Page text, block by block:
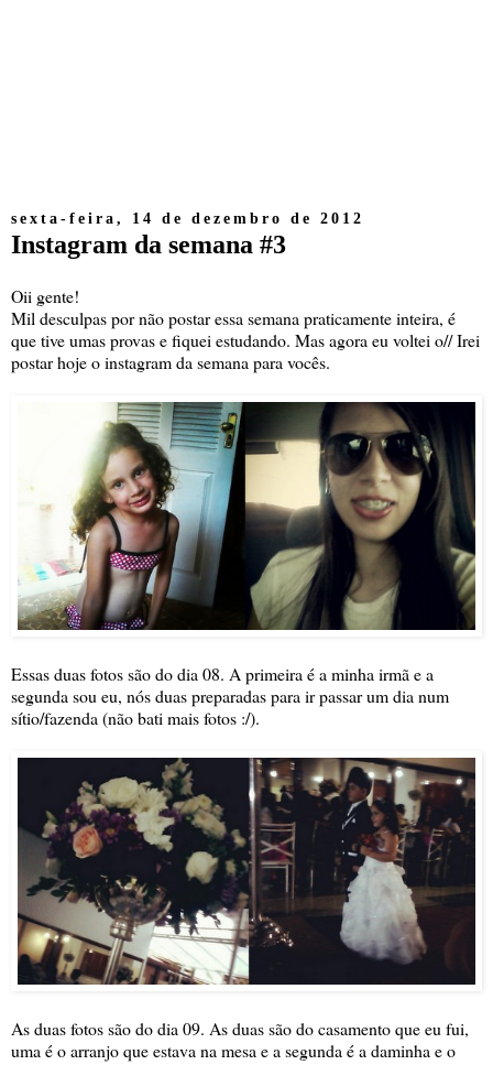
sexta-feira, 14 de dezembro de 2012
Instagram da semana #3
Oii gente!
Mil desculpas por não postar essa semana praticamente inteira, é
que tive umas provas e fiquei estudando. Mas agora eu voltei o// Irei
postar hoje o instagram da semana para vocês.
Essas duas fotos são do dia 08. A primeira é a minha irmã e a
segunda sou eu, nós duas preparadas para ir passar um dia num
sítio/fazenda (não bati mais fotos :/).
As duas fotos são do dia 09. As duas são do casamento que eu fui,
uma é o arranjo que estava na mesa e a segunda é a daminha e o